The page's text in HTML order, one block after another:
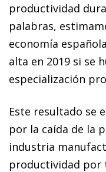
productividad
palabras,
economía
alta en 2019 si se
especialización
Este resultado se
por la caída de la
industria
productividad por